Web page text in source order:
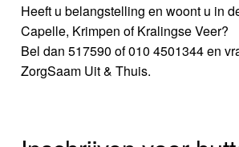
Heeft u belangstelling en woont u in
Capelle, Krimpen of Kralingse Veer?
Bel dan 517590 of 010 4501344 en
ZorgSaam Uit & Thuis.